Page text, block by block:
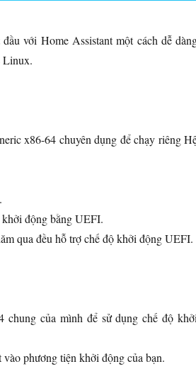
với Home Assistant một cách dễ
Linux.
x86-64 chuyên dụng để chạy riêng
động bằng UEFI.
qua đều hỗ trợ chế độ khởi động UEFI.
chung của mình để sử dụng chế độ
phương tiện khởi động của bạn.